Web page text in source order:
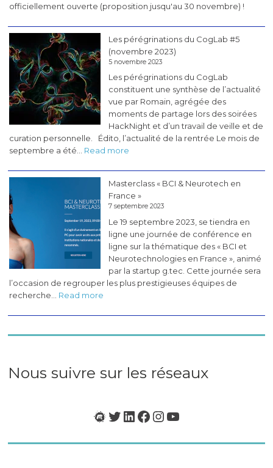
officiellement ouverte (proposition jusqu'au 30 novembre) !
Les pérégrinations du CogLab #5
(novembre 2023)
5 novembre 2023
Les pérégrinations du CogLab
constituent une synthèse de l’actualité
vue par Romain, agrégée des
moments de partage lors des soirées
HackNight et d’un travail de veille et de
curation personnelle. Édito, l’actualité de la rentrée Le mois de
septembre a été… Read more
pérégrinations
du
CogLab
#5
(novembre
2023)
Masterclass « BCI & Neurotech en
France »
7 septembre 2023
Le 19 septembre 2023, se tiendra en
ligne une journée de conférence en
ligne sur la thématique des « BCI et
Neurotechnologies en France », animé
par la startup g.tec. Cette journée sera
l’occasion de regrouper les plus prestigieuses équipes de
recherche… Read more
«
France
Nous suivre sur les réseaux
Meetup
Twitter
LinkedIn
Facebook
Instagram
YouTube